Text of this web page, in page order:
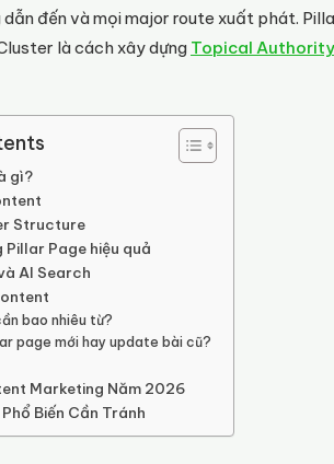
dẫn đến và mọi major route xuất phát.
là cách xây dựng Topical Authority
gì?
Structure
Page hiệu quả
AI Search
bao nhiêu từ?
page mới hay update bài cũ?
Marketing Năm 2026
Biến Cần Tránh